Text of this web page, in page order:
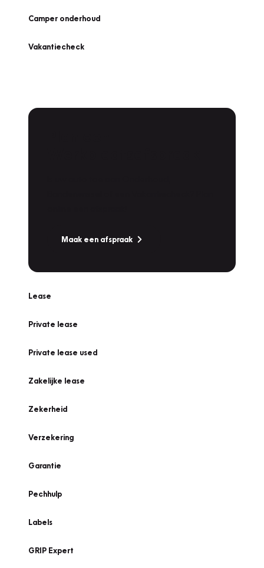
Camper onderhoud
Vakantiecheck
Maak een afspraak
Lease
Private lease
Private lease used
Zakelijke lease
Zekerheid
Verzekering
Garantie
Pechhulp
Labels
GRIP Expert